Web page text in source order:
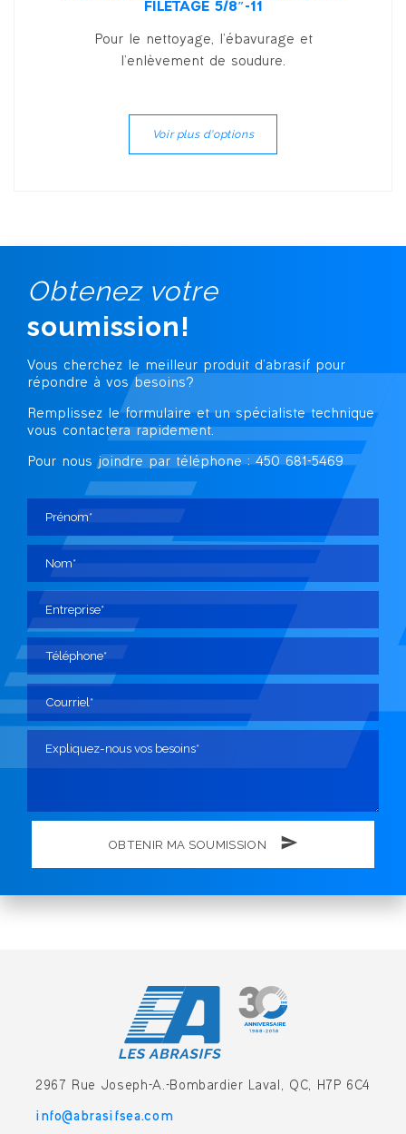
FILETAGE 5/8″-11
Pour le nettoyage, l’ébavurage et
l’enlèvement de soudure.
Voir plus d'options
Obtenez votre
soumission!
Vous cherchez le meilleur produit d’abrasif pour
répondre à vos besoins?
Remplissez le formulaire et un spécialiste technique
vous contactera rapidement.
Pour nous joindre par téléphone : 450 681-5469
OBTENIR MA SOUMISSION
2967 Rue Joseph-A.-Bombardier Laval, QC, H7P 6C4
info@abrasifsea.com